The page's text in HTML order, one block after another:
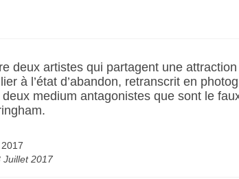
deux artistes qui partagent une
à l’état d’abandon, retranscrit en
medium antagonistes que sont le
Juillet 2017